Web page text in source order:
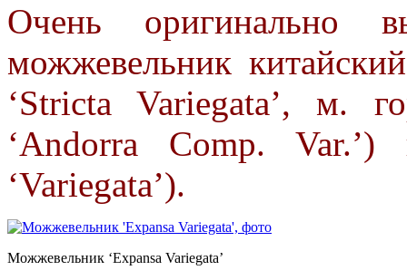
Очень оригинально
можжевельник
‘Stricta Variegata’, м.
‘Andorra Comp.
‘Variegata’).
Можжевельник ‘Expansa Variegata’